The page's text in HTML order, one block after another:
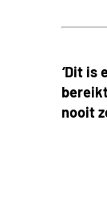
‘Dit is
nooit